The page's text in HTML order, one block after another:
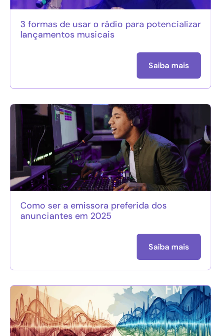
3 formas de usar o rádio para potencializar
lançamentos musicais
Saiba mais
Como ser a emissora preferida dos
anunciantes em 2025
Saiba mais